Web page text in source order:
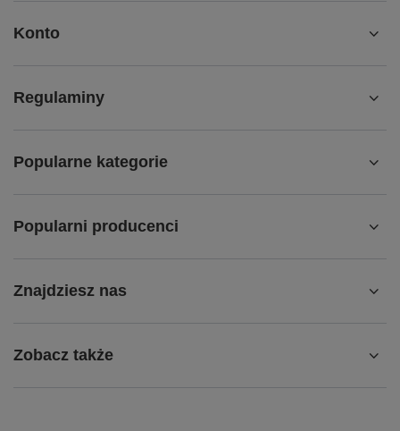
Konto
Regulaminy
Popularne kategorie
Popularni producenci
Znajdziesz nas
Zobacz także